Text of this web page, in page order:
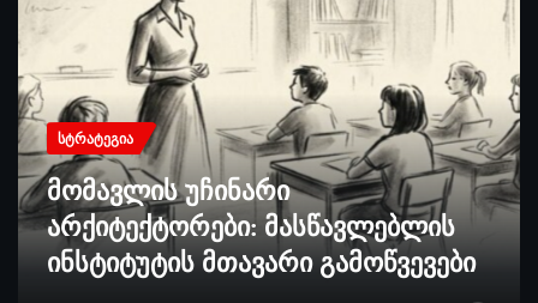
ᲡᲢᲠᲐᲢᲔᲒᲘᲐ
მომავლის უჩინარი
არქიტექტორები: მასწავლებლის
ინსტიტუტის მთავარი გამოწვევები